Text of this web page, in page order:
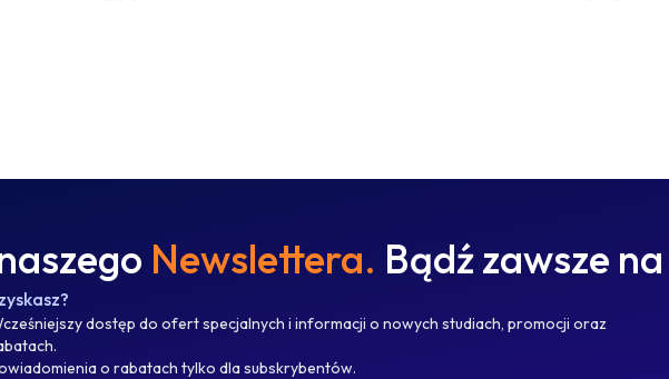
Newslettera. Bądź zawsze
dostęp do ofert specjalnych i informacji o nowych studiach, promocji oraz
o rabatach tylko dla subskrybentów.